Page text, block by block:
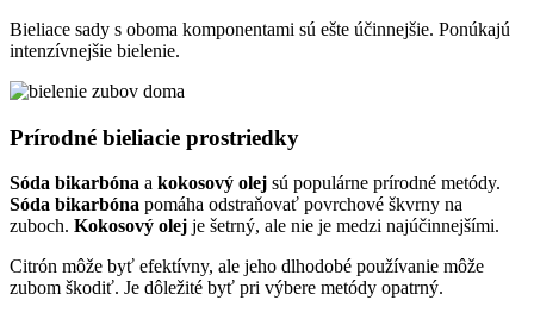
Bieliace sady s oboma komponentami sú ešte účinnejšie. Ponúkajú
intenzívnejšie bielenie.
Prírodné bieliacie prostriedky
Sóda bikarbóna a kokosový olej sú populárne prírodné metódy.
Sóda bikarbóna pomáha odstraňovať povrchové škvrny na
zuboch. Kokosový olej je šetrný, ale nie je medzi najúčinnejšími.
Citrón môže byť efektívny, ale jeho dlhodobé používanie môže
zubom škodiť. Je dôležité byť pri výbere metódy opatrný.